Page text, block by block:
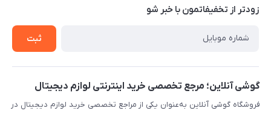
حریم خصوصی
بلاگ
روش ارسال کالا در گوشی آنلاین
روش بازگردانی کالا
زودتر از تخفیفاتمون با خبر شو
ثبت
گوشی آنلاین؛ مرجع تخصصی خرید اینترنتی لوازم دیجیتال
فروشگاه گوشی آنلاین به‌عنوان یکی از مراجع تخصصی خرید لوازم دیجیتال در